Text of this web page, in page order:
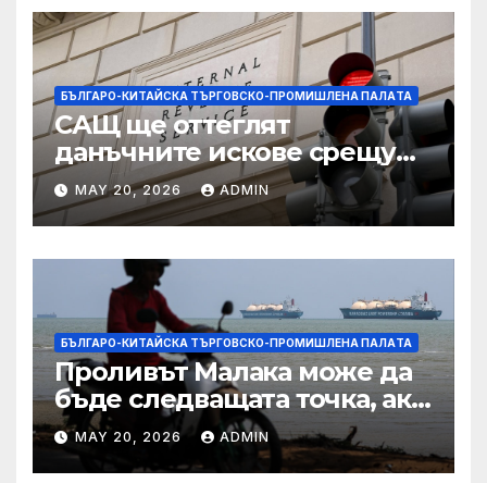
БЪЛГАРО-КИТАЙСКА ТЪРГОВСКО-ПРОМИШЛЕНА ПАЛAТА
САЩ ще оттеглят
данъчните искове срещу
Тръмп „завинаги“ в
сделката за съдебно дело с
IRS
MAY 20, 2026 ADMIN
БЪЛГАРО-КИТАЙСКА ТЪРГОВСКО-ПРОМИШЛЕНА ПАЛAТА
Проливът Малака може да
бъде следващата точка, ако
Азия не внимава
MAY 20, 2026 ADMIN